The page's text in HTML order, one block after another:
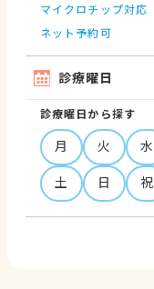
マイクロチップ対応
ネット予約可
診療曜日
診療曜日から探す
月 火 水
土
日 祝